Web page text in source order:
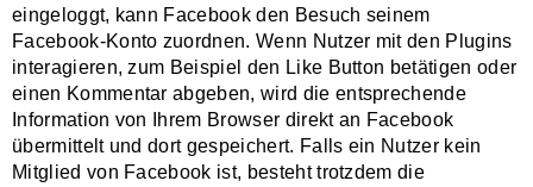
eingeloggt, kann Facebook den Besuch seinem
Facebook-Konto zuordnen. Wenn Nutzer mit den Plugins
interagieren, zum Beispiel den Like Button betätigen oder
einen Kommentar abgeben, wird die entsprechende
Information von Ihrem Browser direkt an Facebook
übermittelt und dort gespeichert. Falls ein Nutzer kein
Mitglied von Facebook ist, besteht trotzdem die